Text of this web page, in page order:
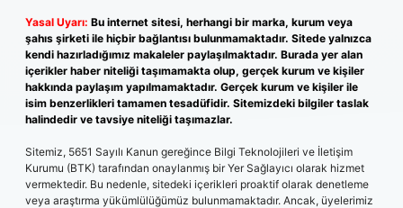
Yasal Uyarı: Bu internet sitesi, herhangi bir marka, kurum veya
şahıs şirketi ile hiçbir bağlantısı bulunmamaktadır. Sitede yalnızca
kendi hazırladığımız makaleler paylaşılmaktadır. Burada yer alan
içerikler haber niteliği taşımamakta olup, gerçek kurum ve kişiler
hakkında paylaşım yapılmamaktadır. Gerçek kurum ve kişiler ile
isim benzerlikleri tamamen tesadüfidir. Sitemizdeki bilgiler taslak
halindedir ve tavsiye niteliği taşımazlar.
Sitemiz, 5651 Sayılı Kanun gereğince Bilgi Teknolojileri ve İletişim
Kurumu (BTK) tarafından onaylanmış bir Yer Sağlayıcı olarak hizmet
vermektedir. Bu nedenle, sitedeki içerikleri proaktif olarak denetleme
veya araştırma yükümlülüğümüz bulunmamaktadır. Ancak, üyelerimiz